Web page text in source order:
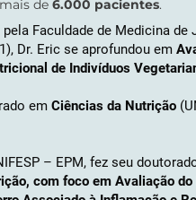
mais de 6.000 pacientes.
Faculdade de Medicina de
Dr. Eric se aprofundou em
de Indivíduos
em Ciências da Nutrição
– EPM, fez seu
com foco em Avaliação do